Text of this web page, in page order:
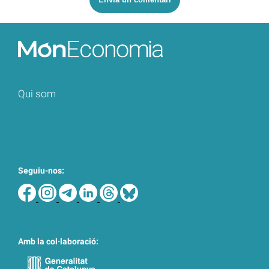
Qui som
Seguiu-nos:
Amb la col·laboració: